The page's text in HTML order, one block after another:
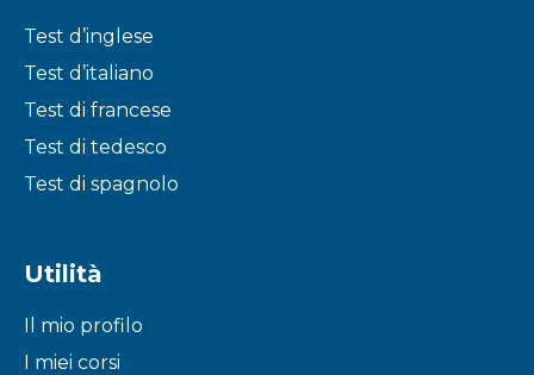
Test d’inglese
Test d’italiano
Test di francese
Test di tedesco
Test di spagnolo
Utilità
Il mio profilo
I miei corsi